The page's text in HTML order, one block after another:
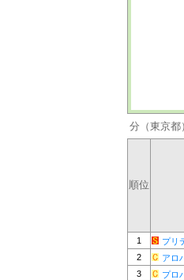
分（東京都
順位
1 プリ
2
アロ
3
プロ